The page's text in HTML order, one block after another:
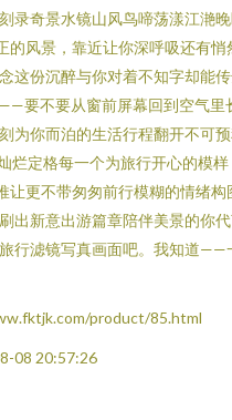
录奇景水镜山风鸟啼荡漾江滟
风景，靠近让你深呼吸还有悄
这份沉醉与你对着不知字却能
要不要从窗前屏幕回到空气里
为你而泊的生活行程翻开不可
烂定格每一个为旅行开心的模样
更不带匆匆前行模糊的情绪构
出新意出游篇章陪伴美景的你
行滤镜写真画面吧。我知道——
product/85.html
08 20:57:26